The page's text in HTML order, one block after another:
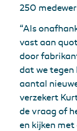
250
“Als
vast aan
door
dat we tegen
aantal
verzekert
de vraag of
en kijken met